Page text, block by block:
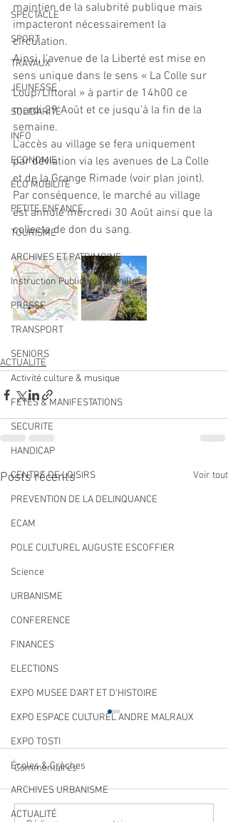
SPECTACLE
SPORT
TRAVAUX
JEUNESSE
SOLIDARITÉ
INFO
ECONOMIE
ECO MOBILITE
PETITE ENFANCE
TOURISME
ARCHIVES ET PATRIMOINE
Instruction Publique & Familles
PRESSE
TRANSPORT
SENIORS
Activité culture & musique
FETES & MANIFESTATIONS
SECURITE
HANDICAP
CENTRE DE LOISIRS
PREVENTION DE LA DELINQUANCE
ECAM
POLE CULTUREL AUGUSTE ESCOFFIER
Science
URBANISME
CONFERENCE
FINANCES
ELECTIONS
EXPO MUSEE D'ART ET D'HISTOIRE
EXPO ESPACE CULTUREL ANDRE MALRAUX
EXPO TOSTI
Écoles & Crèches
ARCHIVES URBANISME
ACTUALITÉ
maintien de la salubrité publique mais
impacteront nécessairement la
circulation.
Ainsi, l’avenue de la Liberté est mise en
sens unique dans le sens « La Colle sur
Loup/Littoral » à partir de 14h00 ce
mardi 29 Août et ce jusqu’à la fin de la
semaine.
L’accès au village se fera uniquement
par déviation via les avenues de La Colle
et de la Grange Rimade (voir plan joint).
Par conséquence, le marché au village
est annulé mercredi 30 Août ainsi que la
collecte de don du sang.
ACTUALITÉ
Posts récents Voir tout
Commentaires